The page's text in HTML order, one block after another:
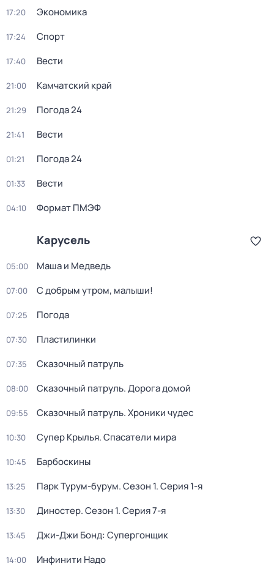
17:20 Экономика
17:24 Спорт
17:40 Вести
21:00 Камчатский край
21:29 Погода 24
21:41 Вести
01:21 Погода 24
01:33 Вести
04:10 Формат ПМЭФ
Карусель
05:00 Маша и Медведь
07:00 С добрым утром, малыши!
07:25 Погода
07:30 Пластилинки
07:35 Сказочный патруль
08:00 Сказочный патруль. Дорога домой
09:55 Сказочный патруль. Хроники чудес
10:30 Супер Крылья. Спасатели мира
10:45 Барбоскины
13:25 Парк Турум-бурум. Сезон 1. Серия 1-я
13:30 Диностер. Сезон 1. Серия 7-я
13:45 Джи-Джи Бонд: Супергонщик
14:00 Инфинити Надо